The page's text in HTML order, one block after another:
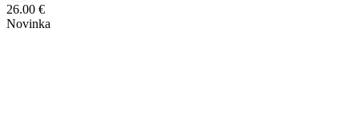
26.00 €
Novinka